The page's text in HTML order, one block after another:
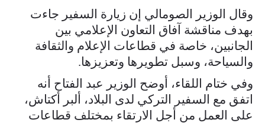
وقال الوزير الصومالي إن زيارة السفير جاءت
بهدف مناقشة آفاق التعاون الإعلامي بين
الجانبين، خاصة في قطاعات الإعلام والثقافة
والسياحة، وسبل تطويرها وتعزيزها.
وفي ختام اللقاء، أوضح الوزير عبد الفتاح أنه
اتفق مع السفير التركي لدى البلاد، ألبر أكتاش،
على العمل من أجل الارتقاء بمختلف قطاعات